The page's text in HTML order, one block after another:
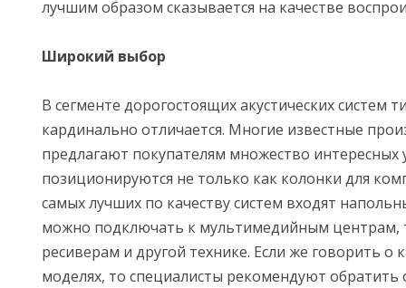
лучшим образом сказывается на качестве
Широкий выбор
В сегменте дорогостоящих акустических систем
кардинально отличается. Многие известные
предлагают покупателям множество интересных
позиционируются не только как колонки для
самых лучших по качеству систем входят
можно подключать к мультимедийным центрам,
ресиверам и другой технике. Если же говорить о
моделях, то специалисты рекомендуют обратить